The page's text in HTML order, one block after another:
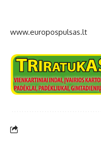
www.europospulsas.lt